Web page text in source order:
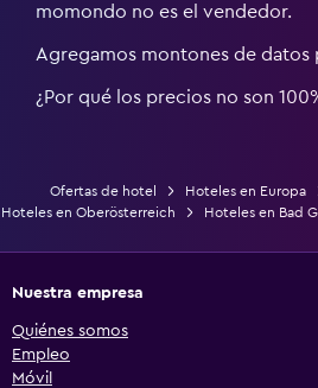
momondo no es el vendedor.
Agregamos montones de datos
¿Por qué los precios no son
Ofertas de hotel Hoteles en Europa
Hoteles en Oberösterreich
Hoteles en Bad
Nuestra empresa
Quiénes somos
Empleo
Móvil